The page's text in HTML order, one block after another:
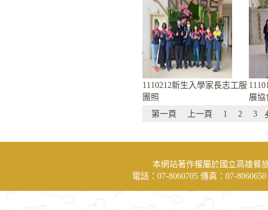
1110212新生入學家長志工服
團照
展協
第一頁
上一頁 1 2 3
本網站著作權屬於國立高雄餐
電話：07-8060705 傳真：07-